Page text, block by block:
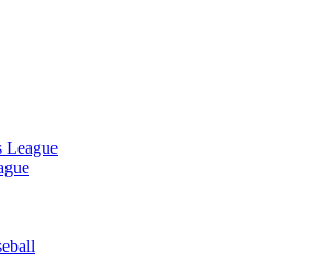
League